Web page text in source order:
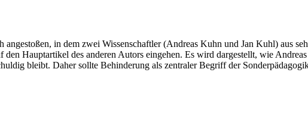
in dem zwei Wissenschaftler (Andreas Kuhn und Jan Kuhl) aus
den Hauptartikel des anderen Autors eingehen. Es wird dargestellt, wie
bleibt. Daher sollte Behinderung als zentraler Begriff der